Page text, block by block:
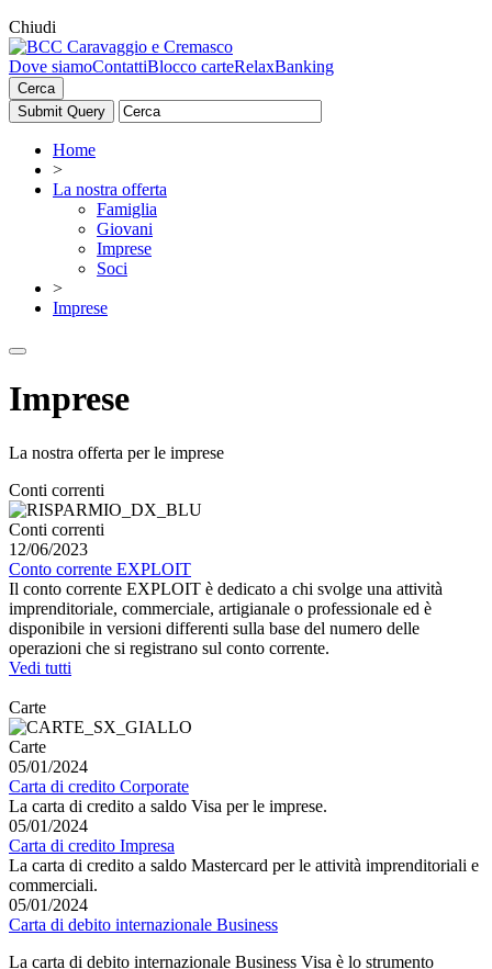
Chiudi
Dove siamoContattiBlocco carteRelaxBanking
Cerca
Home
>
La nostra offerta
Famiglia
Giovani
Imprese
Soci
>
Imprese
Imprese
La nostra offerta per le imprese
Conti correnti
Conti correnti
12/06/2023
Conto corrente EXPLOIT
Il conto corrente EXPLOIT è dedicato a chi svolge una attività
imprenditoriale, commerciale, artigianale o professionale ed è
disponibile in versioni differenti sulla base del numero delle
operazioni che si registrano sul conto corrente.
Vedi tutti
Carte
Carte
05/01/2024
Carta di credito Corporate
La carta di credito a saldo Visa per le imprese.
05/01/2024
Carta di credito Impresa
La carta di credito a saldo Mastercard per le attività imprenditoriali e
commerciali.
05/01/2024
Carta di debito internazionale Business
La carta di debito internazionale Business Visa è lo strumento